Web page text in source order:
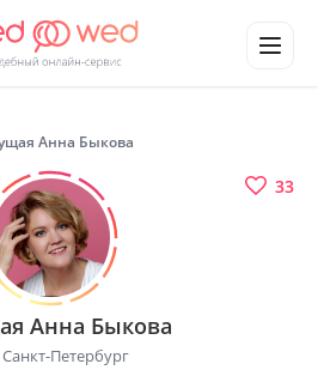
Анна Быкова
33
Анна Быкова
Санкт-Петербург